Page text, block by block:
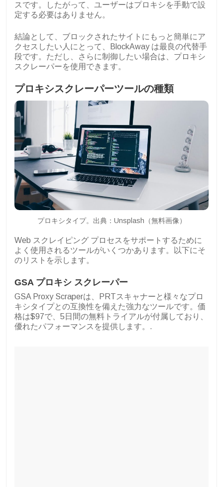
スです。したがって、ユーザーはプロキシを手動で設
定する必要はありません。
結論として、ブロックされたサイトにもっと簡単にア
クセスしたい人にとって、BlockAway は最良の代替手
段です。ただし、さらに制御したい場合は、プロキシ
スクレーパーを使用できます。
プロキシスクレーパーツールの種類
プロキシタイプ。出典：Unsplash（無料画像）
Web スクレイピング プロセスをサポートするために
よく使用されるツールがいくつかあります。以下にそ
のリストを示します。
GSA プロキシ スクレーパー
GSA Proxy Scraperは、PRTスキャナーと様々なプロ
キシタイプとの互換性を備えた強力なツールです。価
格は$97で、5日間の無料トライアルが付属しており、
優れたパフォーマンスを提供します。.